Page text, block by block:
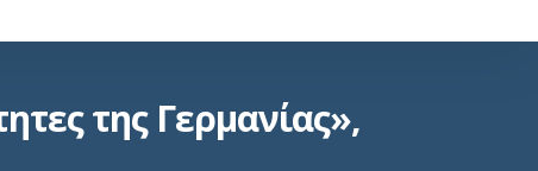
της Γερμανίας»,